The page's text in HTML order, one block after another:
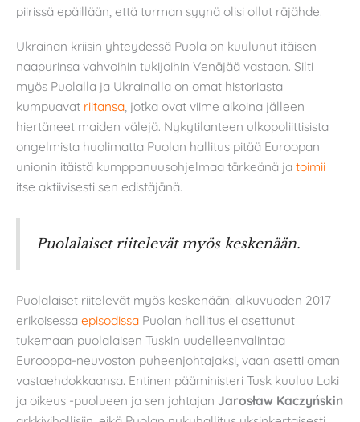
piirissä epäillään, että turman syynä olisi ollut räjähde.
Ukrainan kriisin yhteydessä Puola on kuulunut itäisen
naapurinsa vahvoihin tukijoihin Venäjää vastaan. Silti
myös Puolalla ja Ukrainalla on omat historiasta
kumpuavat riitansa, jotka ovat viime aikoina jälleen
hiertäneet maiden välejä. Nykytilanteen ulkopoliittisista
ongelmista huolimatta Puolan hallitus pitää Euroopan
unionin itäistä kumppanuusohjelmaa tärkeänä ja toimii
itse aktiivisesti sen edistäjänä.
Puolalaiset riitelevät myös keskenään.
Puolalaiset riitelevät myös keskenään: alkuvuoden 2017
erikoisessa episodissa Puolan hallitus ei asettunut
tukemaan puolalaisen Tuskin uudelleenvalintaa
Eurooppa-neuvoston puheenjohtajaksi, vaan asetti oman
vastaehdokkaansa. Entinen pääministeri Tusk kuuluu Laki
ja oikeus -puolueen ja sen johtajan Jarosław Kaczyńskin